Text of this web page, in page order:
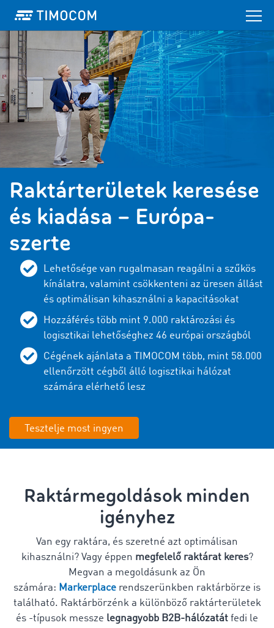
Raktárterületek keresése
és kiadása – Európa-
szerte
Lehetősége van rugalmasan reagálni a szűkös
kínálatra, valamint csökkenteni az üresen állást
és optimálisan kihasználni a kapacitásokat
Hozzáférés több mint 9.000 raktározási és
logisztikai lehetőséghez 46 európai országból
Cégének ajánlata a TIMOCOM több, mint 58.000
ellenőrzött cégből álló logisztikai hálózat
számára elérhető lesz
Tesztelje most ingyen
Raktármegoldások minden
igényhez
Van egy raktára, és szeretné azt optimálisan
kihasználni? Vagy éppen megfelelő raktárat keres?
Megvan a megoldásunk az Ön
számára: Markerplace rendszerünkben raktárbörze is
található. Raktárbörzénk a különböző raktárterületek
és -típusok messze legnagyobb B2B-hálózatát fedi le